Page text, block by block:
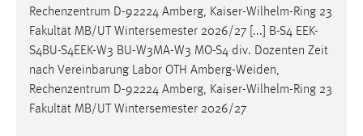
Rechenzentrum D-92224 Amberg, Kaiser-Wilhelm-Ring 23
Fakultät MB/UT Wintersemester 2026/27 [...] B-S4 EEK-
S4BU-S4EEK-W3 BU-W3MA-W3 MO-S4 div. Dozenten Zeit
nach Vereinbarung Labor OTH Amberg-Weiden,
Rechenzentrum D-92224 Amberg, Kaiser-Wilhelm-Ring 23
Fakultät MB/UT Wintersemester 2026/27
unsere Besucher unsere Website nutzen.
Matomo
_pk_ref, _pk_cvar, _pk_id, _pk_ses